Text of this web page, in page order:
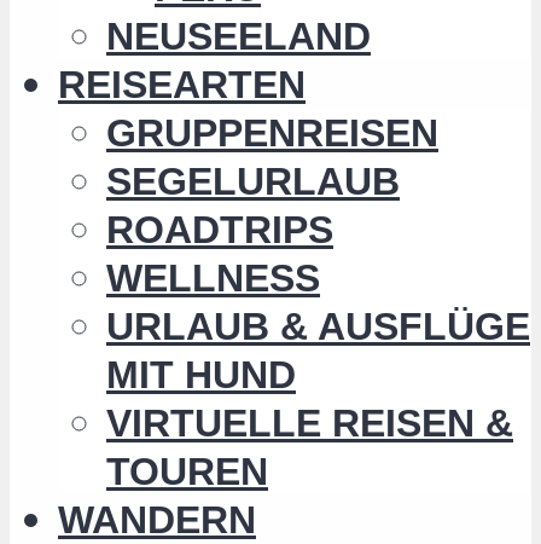
NEUSEELAND
REISEARTEN
GRUPPENREISEN
SEGELURLAUB
ROADTRIPS
WELLNESS
URLAUB & AUSFLÜGE
MIT HUND
VIRTUELLE REISEN &
TOUREN
WANDERN